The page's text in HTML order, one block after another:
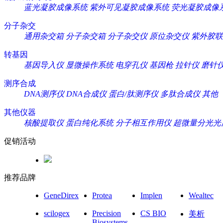
蓝光凝胶成像系统 紫外可见凝胶成像系统 荧光凝胶成像
分子杂交
通用杂交箱 分子杂交箱 分子杂交仪 原位杂交仪 紫外胶
转基因
基因导入仪 显微操作系统 电穿孔仪 基因枪 拉针仪 磨针
测序合成
DNA测序仪 DNA合成仪 蛋白/肽测序仪 多肽合成仪 其他
其他仪器
核酸提取仪 蛋白纯化系统 分子相互作用仪 超微量分光光
促销活动
推荐品牌
GeneDirex Protea Implen Wealtec
scilogex
Precision
CS BIO 美析